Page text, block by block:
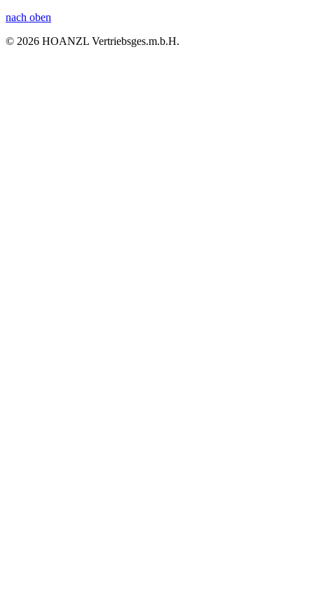
nach oben
© 2026 HOANZL Vertriebsges.m.b.H.